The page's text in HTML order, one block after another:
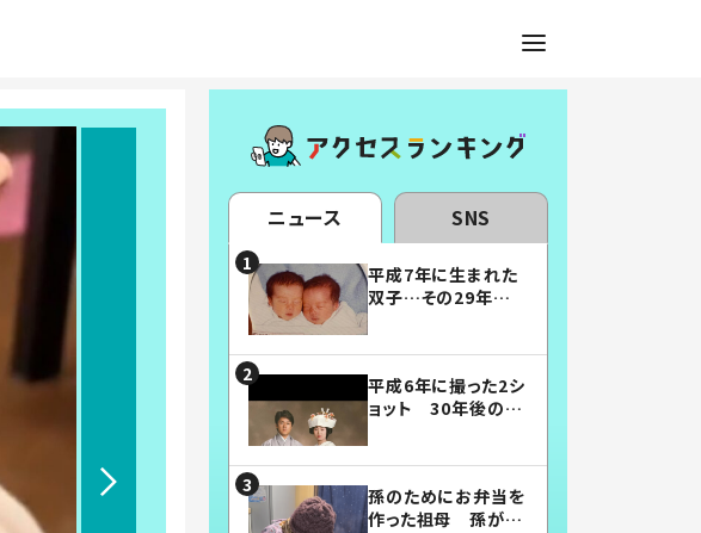
ニュース SNS
平成7年に生まれた
双子…その29年後
平成6年に撮った2シ
ョット 30年後の姿
孫のためにお弁当を
作った祖母 孫が絶